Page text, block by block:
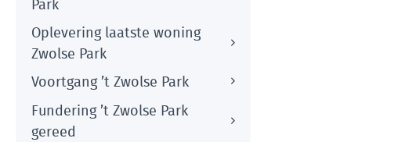
Park
Oplevering laatste woning
Zwolse Park
Voortgang ’t Zwolse Park
Fundering ’t Zwolse Park
gereed